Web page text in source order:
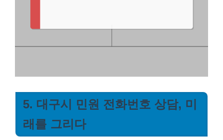
5. 대구시 민원 전화번호 상담, 미
래를 그리다